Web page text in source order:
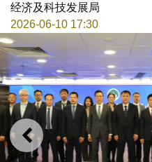
经济及科技发展局
2026-06-10 17:30
上一则